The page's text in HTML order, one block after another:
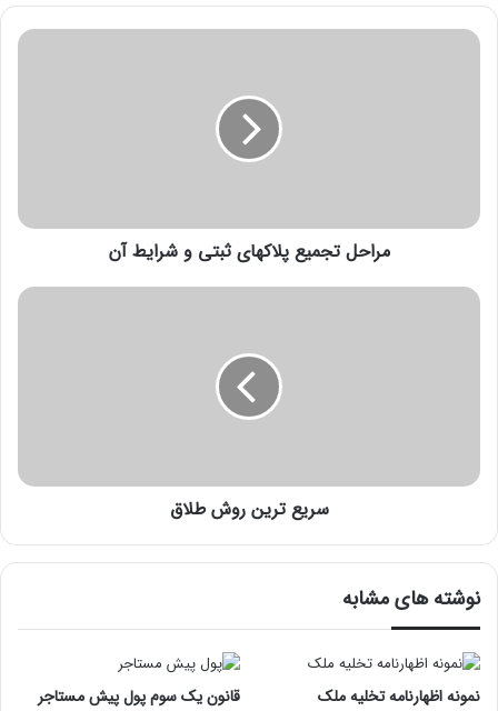
مراحل تجمیع پلاکهای ثبتی و شرایط آن
سریع ترین روش طلاق
نوشته های مشابه
نمونه اظهارنامه تخلیه ملک قانون یک سوم پول پیش مستاجر